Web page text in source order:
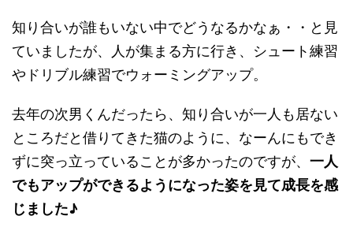
知り合いが誰もいない中でどうなるかなぁ・・と見
ていましたが、人が集まる方に行き、シュート練習
やドリブル練習でウォーミングアップ。
去年の次男くんだったら、知り合いが一人も居ない
ところだと借りてきた猫のように、なーんにもでき
ずに突っ立っていることが多かったのですが、 一人
でもアップができるようになった姿を見て成長を感
じました♪